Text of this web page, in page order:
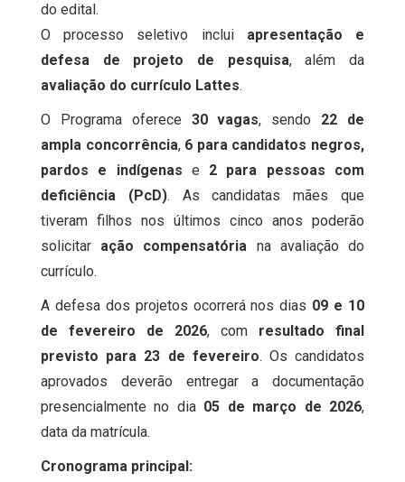
do edital.
O processo seletivo inclui apresentação e
defesa de projeto de pesquisa, além da
avaliação do currículo Lattes.
O Programa oferece 30 vagas, sendo 22 de
ampla concorrência, 6 para candidatos negros,
pardos e indígenas e 2 para pessoas com
deficiência (PcD). As candidatas mães que
tiveram filhos nos últimos cinco anos poderão
solicitar ação compensatória na avaliação do
currículo.
A defesa dos projetos ocorrerá nos dias 09 e 10
de fevereiro de 2026, com resultado final
previsto para 23 de fevereiro. Os candidatos
aprovados deverão entregar a documentação
presencialmente no dia 05 de março de 2026,
data da matrícula.
Cronograma principal: